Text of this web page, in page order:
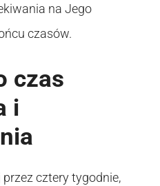
na Jego
czasów.
czas
i
cztery tygodnie,